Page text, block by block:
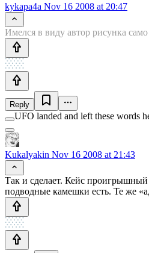
kykapa4a Nov 16 2008 at 20:47
Имелся в виду автор рисунка
Reply
UFO landed and left these words
Kukalyakin Nov 16 2008 at 21:43
Так и сделает. Кейс проигрышный
подводные камешки есть. Те же